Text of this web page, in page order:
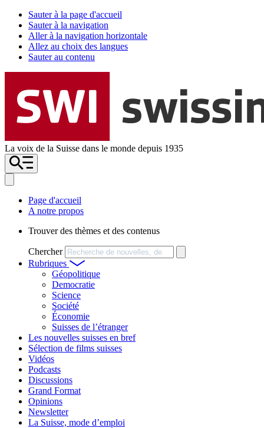
Sauter à la page d'accueil
Sauter à la navigation
Aller à la navigation horizontale
Allez au choix des langues
Sauter au contenu
La voix de la Suisse dans le monde depuis 1935
Page d'accueil
A notre propos
Trouver des thèmes et des contenus
Chercher
Rubriques
Géopolitique
Democratie
Science
Société
Économie
Suisses de l’étranger
Les nouvelles suisses en bref
Sélection de films suisses
Vidéos
Podcasts
Discussions
Grand Format
Opinions
Newsletter
La Suisse, mode d’emploi